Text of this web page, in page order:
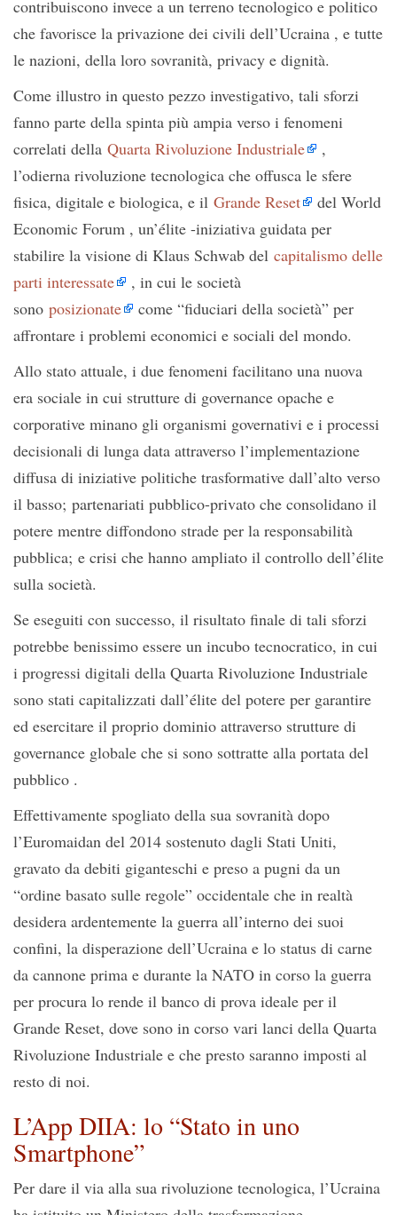
contribuiscono invece a un terreno tecnologico e politico
che favorisce la privazione dei civili dell’Ucraina , e tutte
le nazioni, della loro sovranità, privacy e dignità.
Come illustro in questo pezzo investigativo, tali sforzi
fanno parte della spinta più ampia verso i fenomeni
correlati della Quarta Rivoluzione Industriale
,
l’odierna rivoluzione tecnologica che offusca le sfere
fisica, digitale e biologica, e il Grande Reset
del World
Economic Forum , un’élite -iniziativa guidata per
stabilire la visione di Klaus Schwab del capitalismo delle
parti interessate
, in cui le società
sono posizionate
come “fiduciari della società” per
affrontare i problemi economici e sociali del mondo.
Allo stato attuale, i due fenomeni facilitano una nuova
era sociale in cui strutture di governance opache e
corporative minano gli organismi governativi e i processi
decisionali di lunga data attraverso l’implementazione
diffusa di iniziative politiche trasformative dall’alto verso
il basso; partenariati pubblico-privato che consolidano il
potere mentre diffondono strade per la responsabilità
pubblica; e crisi che hanno ampliato il controllo dell’élite
sulla società.
Se eseguiti con successo, il risultato finale di tali sforzi
potrebbe benissimo essere un incubo tecnocratico, in cui
i progressi digitali della Quarta Rivoluzione Industriale
sono stati capitalizzati dall’élite del potere per garantire
ed esercitare il proprio dominio attraverso strutture di
governance globale che si sono sottratte alla portata del
pubblico .
Effettivamente spogliato della sua sovranità dopo
l’Euromaidan del 2014 sostenuto dagli Stati Uniti,
gravato da debiti giganteschi e preso a pugni da un
“ordine basato sulle regole” occidentale che in realtà
desidera ardentemente la guerra all’interno dei suoi
confini, la disperazione dell’Ucraina e lo status di carne
da cannone prima e durante la NATO in corso la guerra
per procura lo rende il banco di prova ideale per il
Grande Reset, dove sono in corso vari lanci della Quarta
Rivoluzione Industriale e che presto saranno imposti al
resto di noi.
L’App DIIA: lo “Stato in uno
Smartphone”
Per dare il via alla sua rivoluzione tecnologica, l’Ucraina